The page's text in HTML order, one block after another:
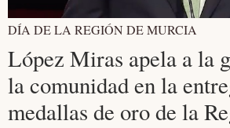
DÍA DE LA REGIÓN DE MURCIA
López Miras apela a la
la comunidad en la
medallas de oro de la